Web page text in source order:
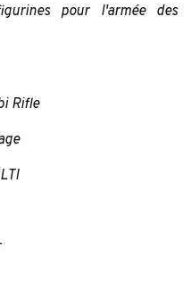
pour l'armée des
Rifle